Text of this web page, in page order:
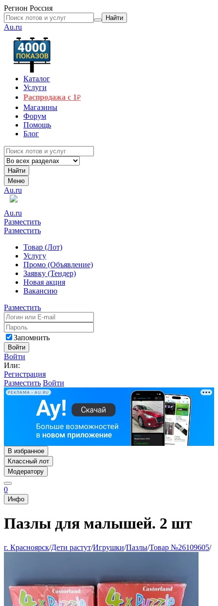
Регион Россия
Найти
Au.ru
Каталог
Услуги
Распродажа с 1₽
Магазины
Форум
Помощь
Блог
Найти
Меню
Au.ru
Au.ru
Разместить
Разместить
Товар (Лот)
Услугу
Промо (Объявление)
Заявку (Тендер)
Новая акция
Вакансию
Разместить
Запомнить
Войти
Войти
Или:
Регистрация
Разместить Войти
РЕКЛАМА • AU.RU
В избранное
Классный лот
Модератору
0
Инфо
Пазлы для малышей. 2 шт
г. Красноярск/Дети растут/Игрушки/Пазлы/Товар №26109605/